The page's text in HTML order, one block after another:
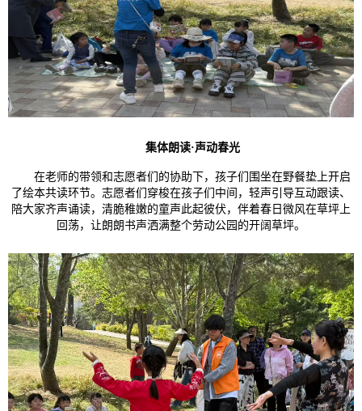
集体朗读·声动春光
在老师的带领和志愿者们的协助下，孩子们围坐在野餐垫上开启
了绘本共读环节。志愿者们穿梭在孩子们中间，轻声引导互动跟读、
陪大家齐声诵读，清脆稚嫩的童声此起彼伏，伴着春日微风在草坪上
回荡，让朗朗书声洒满整个劳动公园的开阔草坪。